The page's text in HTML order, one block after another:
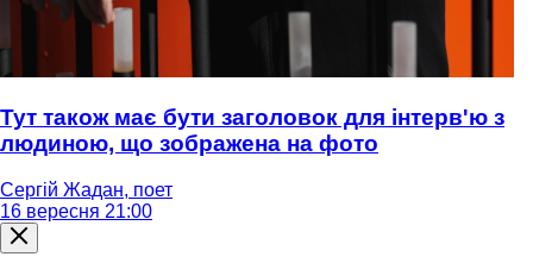
Тут також має бути заголовок для інтерв'ю з
людиною, що зображена на фото
Сергій Жадан, поет
16 вересня 21:00